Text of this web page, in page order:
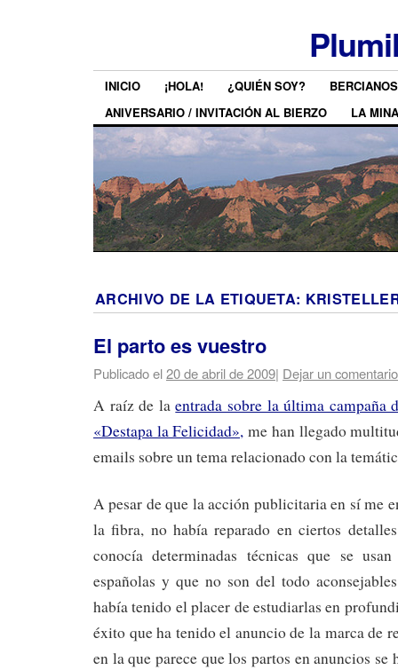
INICIO ¡HOLA! ¿QUIÉN SOY?
ANIVERSARIO / INVITACIÓN AL BIERZO
LA MINA
ARCHIVO DE LA ETIQUETA:
El parto es vuestro
Publicado el20 de abril de 2009| Dejar un comentario
A raíz de laentrada sobre la última campaña
«Destapa la Felicidad», me han llegado
emails sobre un tema relacionado con la
A pesar de que la acción publicitaria en sí me
la fibra, no había reparado en ciertos
conocía determinadas técnicas que se
españolas y que no son del todo
había tenido el placer de estudiarlas en
éxito que ha tenido el anuncio de la marca de
en la que parece que los partos en anuncios se